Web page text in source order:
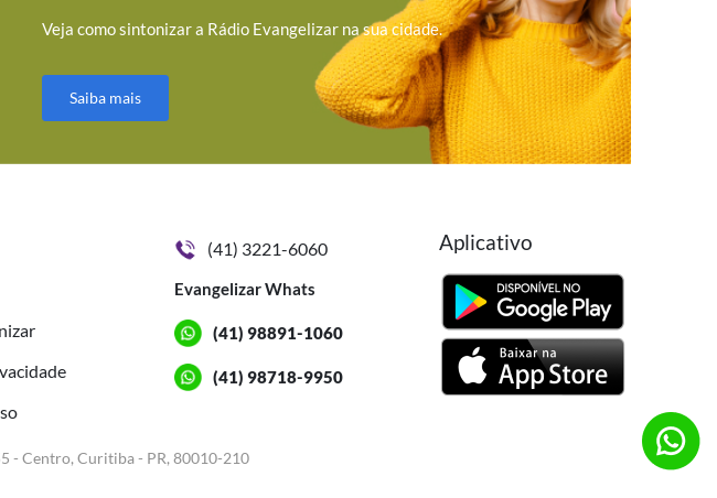
Veja como sintonizar a Rádio Evangelizar na sua cidade.
Saiba mais
(41) 3221-6060
Evangelizar Whats
(41) 98891-1060
(41) 98718-9950
Aplicativo
- Centro, Curitiba - PR, 80010-210